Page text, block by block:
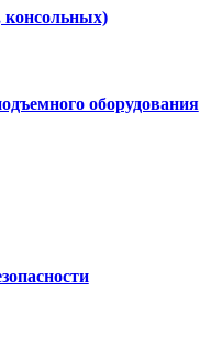
консольных)
оборудования